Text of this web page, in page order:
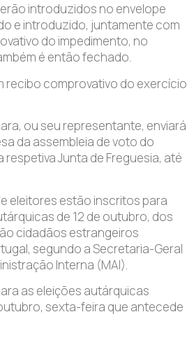
introduzidos no envelope
e introduzido, juntamente com
do impedimento, no
é então fechado.
recibo comprovativo do exercício
ou seu representante, enviará
da assembleia de voto do
respetiva Junta de Freguesia, até
eleitores estão inscritos para
de 12 de outubro, dos
cidadãos estrangeiros
segundo a Secretaria-Geral
Interna (MAI).
as eleições autárquicas
sexta-feira que antecede